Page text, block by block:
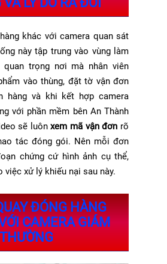
khác với camera quan sát
này tập trung vào vùng làm
trọng nơi mà nhân viên
vào thùng, đặt tờ vận đơn
hàng và khi kết hợp camera
với phần mềm bên An Thành
sẽ luônxem mã vận đơn rõ
tác đóng gói. Nên mỗi đơn
chứng cứ hình ảnh cụ thể,
việc xử lý khiếu nại sau này.
ĐÓNG HÀNG
CAMERA GIÁM